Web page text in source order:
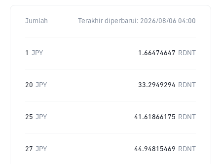
Jumlah Terakhir diperbarui: 2026/08/06 04:00
1 JPY 1.66474647 RDNT
20 JPY 33.2949294 RDNT
25 JPY 41.61866175 RDNT
27 JPY 44.94815469 RDNT